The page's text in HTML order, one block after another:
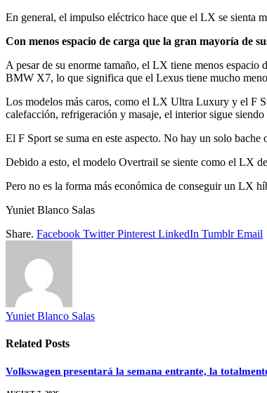
En general, el impulso eléctrico hace que el LX se sienta
Con menos espacio de carga que la gran mayoría de
A pesar de su enorme tamaño, el LX tiene menos
BMW X7, lo que significa que el Lexus tiene mucho
Los modelos más caros, como el LX Ultra Luxury y el F
calefacción, refrigeración y masaje, el interior sigue siendo
El F Sport se suma en este aspecto. No hay un solo
Debido a esto, el modelo Overtrail se siente como el LX
Pero no es la forma más económica de conseguir un LX
Yuniet Blanco Salas
Share. Facebook Twitter Pinterest LinkedIn Tumblr Email
Yuniet Blanco Salas
Related Posts
Volkswagen presentará la semana entrante, la